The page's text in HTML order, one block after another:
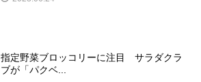
指定野菜ブロッコリーに注目 サラダクラ
ブが「パクベ...